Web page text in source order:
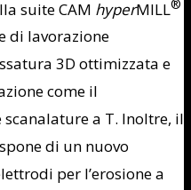
suite CAM hyperMILL®
di lavorazione
3D ottimizzata e
come il
a T. Inoltre, il
di un nuovo
per l’erosione a